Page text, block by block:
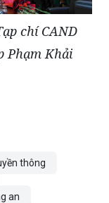
chí CAND
Phạm Khải
thông
an